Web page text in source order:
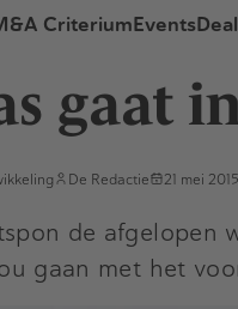
CriteriumEvents
gaat
De Redactie 21 mei 2015
de
gaan met het